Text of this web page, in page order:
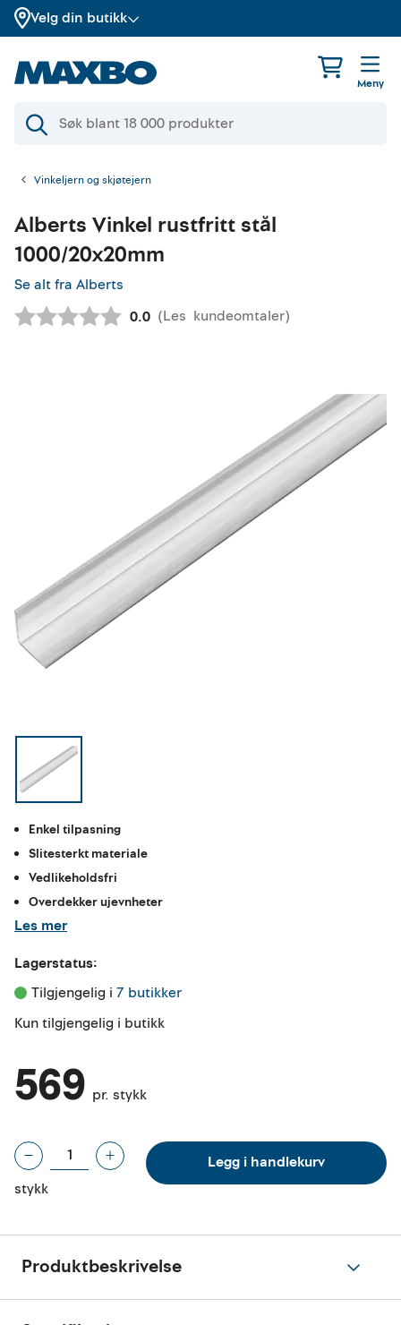
Velg din butikk
Meny
Vinkeljern og skjøtejern
Alberts Vinkel rustfritt stål
1000/20x20mm
Se alt fra Alberts
Gjennomsnittskarakter:
0.0 (Les kundeomtaler)
Enkel tilpasning
Slitesterkt materiale
Vedlikeholdsfri
Overdekker ujevnheter
Les mer
Lagerstatus:
Tilgjengelig i 7 butikker
Kun tilgjengelig i butikk
569 pr. stykk
stykk
Legg i handlekurv
Produktbeskrivelse